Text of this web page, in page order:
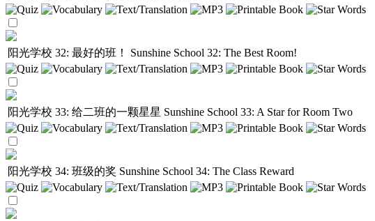
阳光学校 32: 最好的班！ Sunshine School 32: The Best Room!
阳光学校 33: 给二班的一颗星星 Sunshine School 33: A Star for Room Two
阳光学校 34: 班级的奖 Sunshine School 34: The Class Reward